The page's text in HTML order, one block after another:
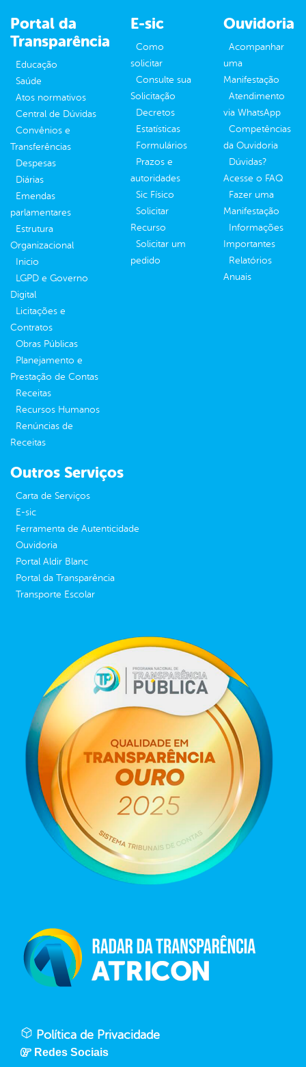
Portal da
Transparência
Educação
Saúde
Atos normativos
Central de Dúvidas
Convênios e
Transferências
Despesas
Diárias
Emendas
parlamentares
Estrutura
Organizacional
Inicio
LGPD e Governo
Digital
Licitações e
Contratos
Obras Públicas
Planejamento e
Prestação de Contas
Receitas
Recursos Humanos
Renúncias de
Receitas
E-sic
Como
solicitar
Consulte sua
Solicitação
Decretos
Estatísticas
Formulários
Prazos e
autoridades
Sic Físico
Solicitar
Recurso
Solicitar um
pedido
Ouvidoria
Acompanhar
uma
Manifestação
Atendimento
via WhatsApp
Competências
da Ouvidoria
Dúvidas?
Acesse o FAQ
Fazer uma
Manifestação
Informações
Importantes
Relatórios
Anuais
Outros Serviços
Carta de Serviços
E-sic
Ferramenta de Autenticidade
Ouvidoria
Portal Aldir Blanc
Portal da Transparência
Transporte Escolar
Política de Privacidade
Redes Sociais